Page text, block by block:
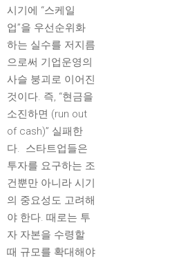
시기에 “스케일
업”을 우선순위화
하는 실수를 저지름
으로써 기업운영의
사슬 붕괴로 이어진
것이다. 즉, “현금을
소진하면 (run out
of cash)” 실패한
다. 스타트업들은
투자를 요구하는 조
건뿐만 아니라 시기
의 중요성도 고려해
야 한다. 때로는 투
자 자본을 수령할
때 규모를 확대해야